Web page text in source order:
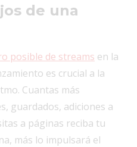
de una
posible de streams en la
es crucial a la
Cuantas más
guardados, adiciones a
a páginas reciba tu
más lo impulsará el